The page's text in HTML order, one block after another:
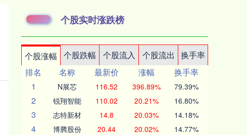
个股实时涨跌榜
个股涨幅 个股跌幅 个股流入 个股流出
换手率
排名
名称 最新价 涨幅
换手率
1
N展芯 116.52 396.89% 79.39%
2 锐翔智能 110.02 20.21% 16.80%
3 志特新材 14.8 20.03% 14.18%
4 博腾股份 20.44 20.02% 14.77%